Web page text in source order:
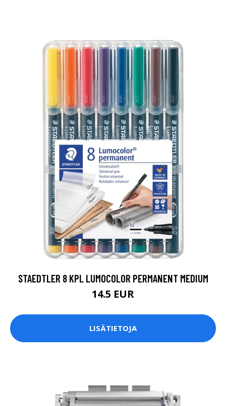
STAEDTLER 8 KPL LUMOCOLOR PERMANENT MEDIUM
14.5 EUR
LISÄTIETOJA